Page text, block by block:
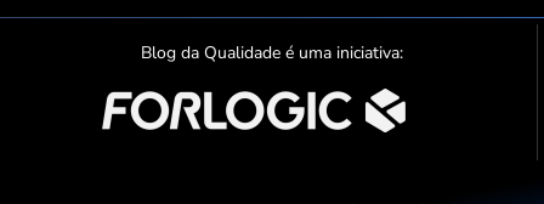
o
t
f
y
Blog da Qualidade é uma iniciativa: